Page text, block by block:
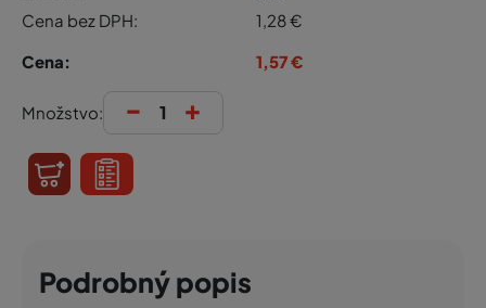
Cena bez DPH:
1,28€
Cena:
1,57€
Množstvo: - +
Podrobný popis